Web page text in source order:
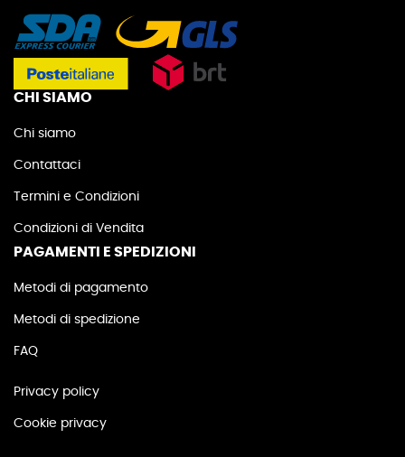
CHI SIAMO
Chi siamo
Contattaci
Termini e Condizioni
Condizioni di Vendita
PAGAMENTI E SPEDIZIONI
Metodi di pagamento
Metodi di spedizione
FAQ
Privacy policy
Cookie privacy